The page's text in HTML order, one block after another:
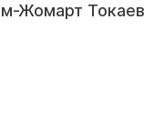
Жомарт Токаев